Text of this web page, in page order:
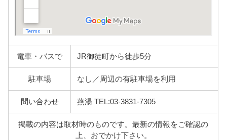
電車・バスで JR御徒町から徒歩5分
駐車場 なし／周辺の有駐車場を利用
問い合わせ 燕湯 TEL:03-3831-7305
掲載の内容は取材時のものです。最新の情報をご確認の
上、おでかけ下さい。